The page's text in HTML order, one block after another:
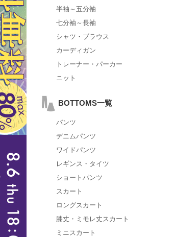
半袖～五分袖
七分袖～長袖
シャツ・ブラウス
カーディガン
トレーナー・パーカー
ニット
BOTTOMS一覧
パンツ
デニムパンツ
ワイドパンツ
レギンス・タイツ
ショートパンツ
スカート
ロングスカート
膝丈・ミモレ丈スカート
ミニスカート